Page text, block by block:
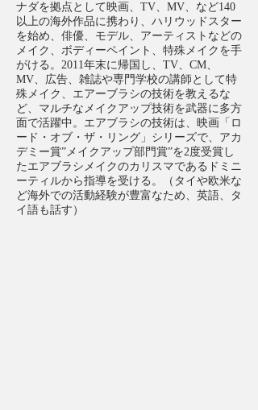
ナダを拠点として映画、TV、MV、など140
以上の海外作品に携わり、ハリウッドスター
を始め、俳優、モデル、アーティストなどの
メイク、ボディーペイント、特殊メイクを手
がける。2011年末に帰国し、TV、CM、
MV、広告、雑誌や専門学校の講師として特
殊メイク、エアーブラシの技術を教えるな
ど、マルチなメイクアップ技術を武器に多方
面で活躍中。エアブラシの技術は、映画「ロ
ード・オブ・ザ・リング」シリーズで、アカ
デミー賞”メイクアップ部門賞”を2度受賞し
たエアブラシメイクのカリスマであるドミニ
ーティルから指導を受ける。（タイや欧米な
ど海外での活動経験が豊富なため、英語、タ
イ語も話す）